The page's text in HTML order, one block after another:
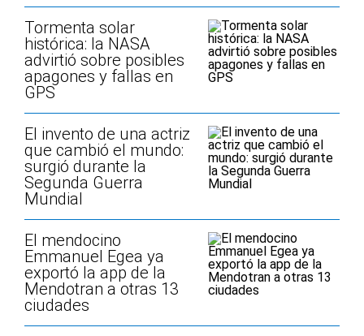
Tormenta solar
histórica: la NASA
advirtió sobre posibles
apagones y fallas en
GPS
El invento de una actriz
que cambió el mundo:
surgió durante la
Segunda Guerra
Mundial
El mendocino
Emmanuel Egea ya
exportó la app de la
Mendotran a otras 13
ciudades